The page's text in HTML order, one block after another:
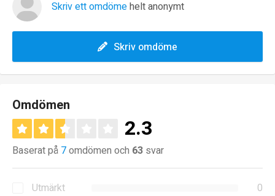
Skriv ett omdömehelt anonymt
Skriv omdöme
Omdömen
2.3
Baserat på 7omdömen och 63 svar
Utmärkt
0